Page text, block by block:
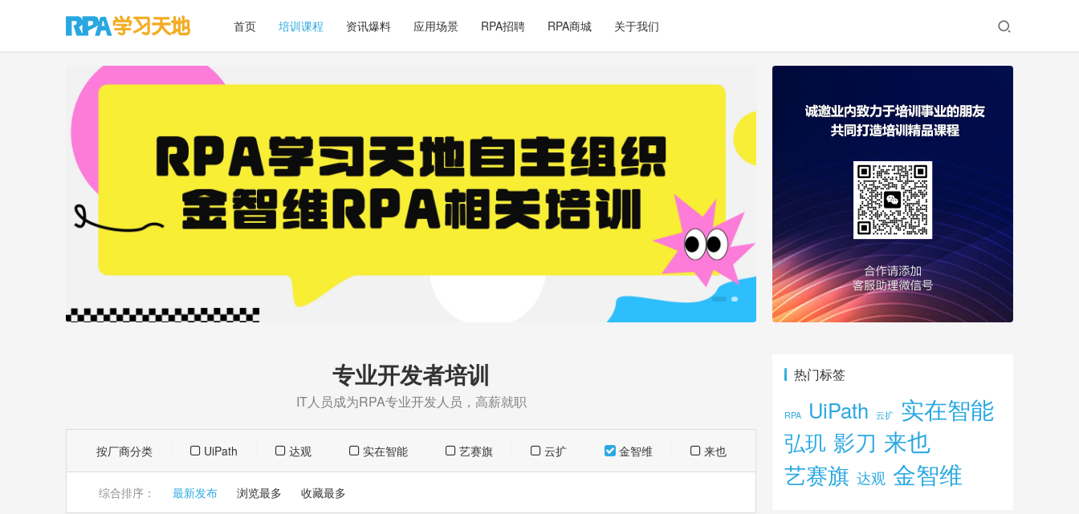
首页 培训课程 资讯爆料 应用场景 RPA招聘 RPA商城 关于我们
专业开发者培训
IT人员成为RPA专业开发人员，高薪就职
按厂商分类 UiPath 达观 实在智能 艺赛旗 云扩 金智维 来也
综合排序： 最新发布 浏览最多 收藏最多
热门标签
RPA UiPath 云扩 实在智能
弘玑 影刀 来也
艺赛旗 达观 金智维